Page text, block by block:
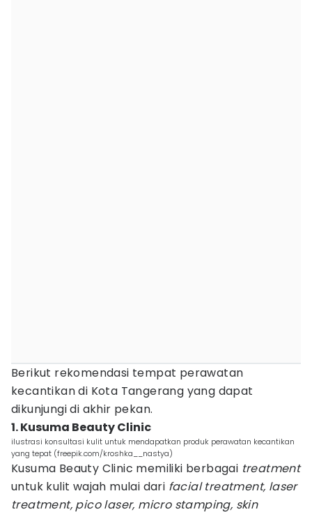
Berikut rekomendasi tempat perawatan
kecantikan di Kota Tangerang yang dapat
dikunjungi di akhir pekan.
1. Kusuma Beauty Clinic
ilustrasi konsultasi kulit untuk mendapatkan produk perawatan kecantikan
yang tepat (freepik.com/kroshka__nastya)
Kusuma Beauty Clinic memiliki berbagai treatment
untuk kulit wajah mulai dari facial treatment, laser
treatment, pico laser, micro stamping, skin